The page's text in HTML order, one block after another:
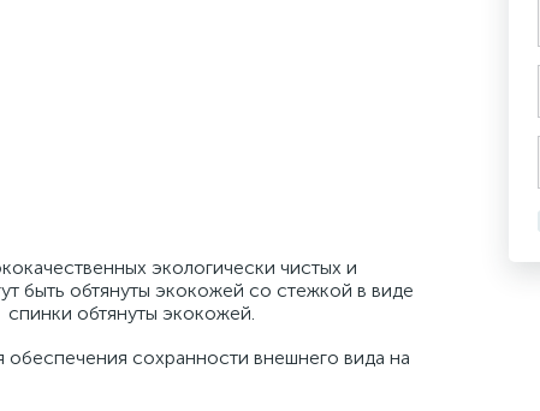
экологически чистых и
быть обтянуты экокожей со стежкой в виде
обтянуты экокожей.
сохранности внешнего вида на